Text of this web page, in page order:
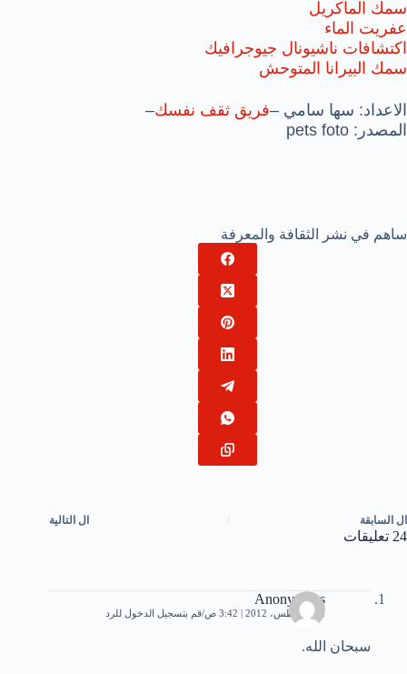
سمك الماكريل
عفريت الماء
اكتشافات ناشيونال جيوجرافيك
سمك البيرانا المتوحش
الاعداد: سها سامي –فريق ثقف نفسك–
المصدر: pets foto
ساهم في نشر الثقافة والمعرفة
ال السابقة ال التالية
24 تعليقات
Anonymous
22 أغسطس، 2012 | 3:42 ص قم بتسجيل الدخول للرد
سبحان الله.